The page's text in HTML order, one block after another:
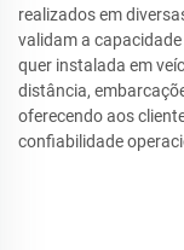
realizados em
validam a
quer instalada em
distância,
oferecendo aos
confiabilidade